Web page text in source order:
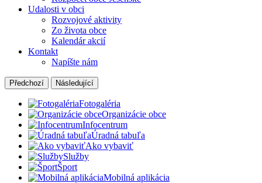
Udalosti v obci
Rozvojové aktivity
Zo života obce
Kalendár akcií
Kontakt
Napíšte nám
Předchozí Následující
Fotogaléria
Organizácie obce
Infocentrum
Úradná tabuľa
Ako vybaviť
Služby
Šport
Mobilná aplikácia